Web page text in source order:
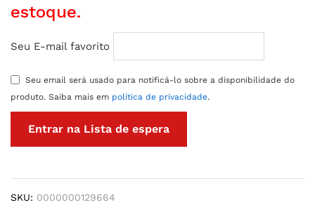
estoque.
Seu E-mail favorito
Seu email será usado para notificá-lo sobre a disponibilidade do
produto. Saiba mais em política de privacidade.
SKU: 0000000129664